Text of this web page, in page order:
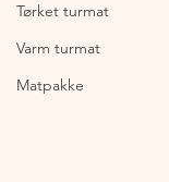
Tørket turmat
Varm turmat
Matpakke